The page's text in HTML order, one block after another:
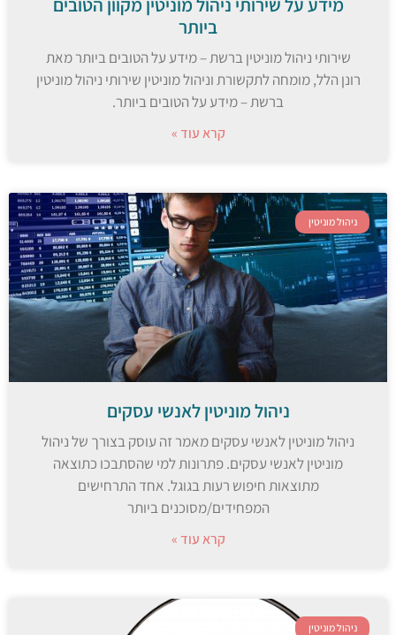
ביותר
שירותי ניהול מוניטין ברשת – מידע על הטובים ביותר מאת
רונן הלל, מומחה לתקשורת וניהול מוניטין שירותי ניהול מוניטין
ברשת – מידע על הטובים ביותר.
קרא עוד »
ניהול מוניטין
ניהול מוניטין לאנשי עסקים
ניהול מוניטין לאנשי עסקים מאמר זה עוסק בצורך של ניהול
מוניטין לאנשי עסקים. פתרונות למי שהסתבכו כתוצאה
מתוצאות חיפוש רעות בגוגל. אחד התרחישים
המפחידים/מסוכנים ביותר
קרא עוד »
ניהול מוניטין